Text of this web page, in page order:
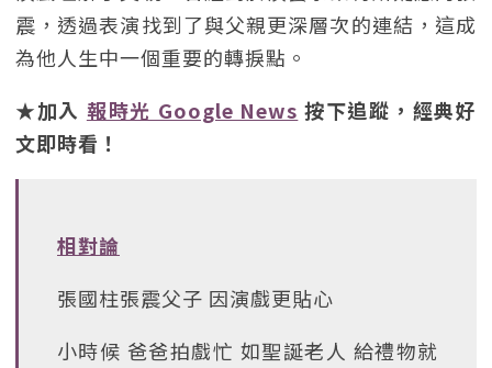
震，透過表演找到了與父親更深層次的連結，這成
為他人生中一個重要的轉捩點。
★加入 報時光 Google News 按下追蹤，經典好
文即時看！
相對論
張國柱張震父子 因演戲更貼心
小時候 爸爸拍戲忙 如聖誕老人 給禮物就